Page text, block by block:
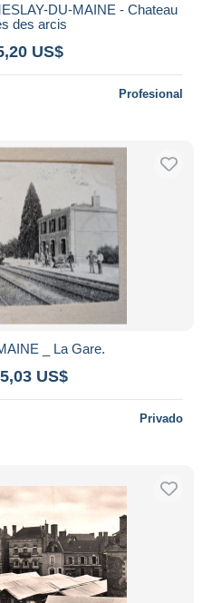
DU-MAINE - Chateau
des arcis
US$
Profesional
_ La Gare.
US$
Privado